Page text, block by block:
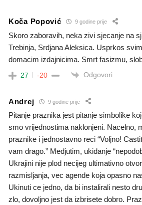
Koča Popović 9 godine prije
Skoro zaboravih, neka zivi sjecanje na
Trebinja, Srdjana Aleksica. Usprkos
domacim izdajnicima. Smrt fasizmu,
27 -20 Odgovori
Andrej 9 godine prije
Pitanje praznika jest pitanje simbolike
smo vrijednostima naklonjeni. Nacelno,
praznike i jednostavno reci “Voljno!
vam drago.” Medjutim, ukidanje
Ukrajini nije plod necijeg ultimativno
razmisljanja, vec agende koja opasno
Ukinuti ce jedno, da bi instalirali nesto
zlo, dovoljno jest da izbrisete dobro.